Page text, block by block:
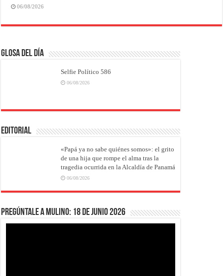
06/08/2026
Glosa del Día
Selfie Político 586
06/08/2026
EDITORIAL
«Papá ya no sabe quiénes somos»: el grito
de una hija que rompe el alma tras la
tragedia ocurrida en la Alcaldía de Panamá
06/08/2026
Pregúntale a Mulino: 18 de junio 2026